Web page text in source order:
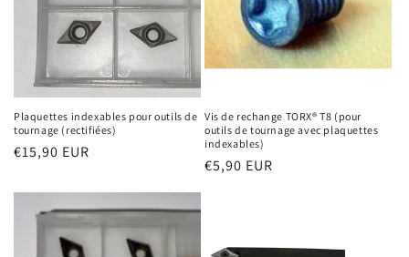
Plaquettes indexables pour outils de
tournage (rectifiées)
Prix
€15,90 EUR
Vis de rechange TORX® T8 (pour
outils de tournage avec plaquettes
indexables)
Prix
€5,90 EUR